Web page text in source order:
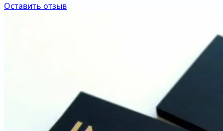
Оставить отзыв